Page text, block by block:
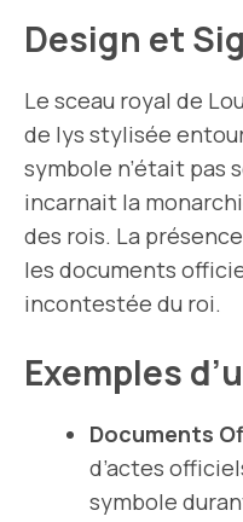
Design et
Le sceau royal de
de lys stylisée
symbole n’était pas
incarnait la
des rois. La
les documents
incontestée du roi.
Exemples
Documents
d’actes
symbole